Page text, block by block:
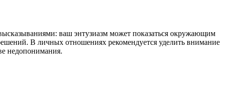
ваш энтузиазм может показаться окружающим
В личных отношениях рекомендуется уделить внимание
недопонимания.